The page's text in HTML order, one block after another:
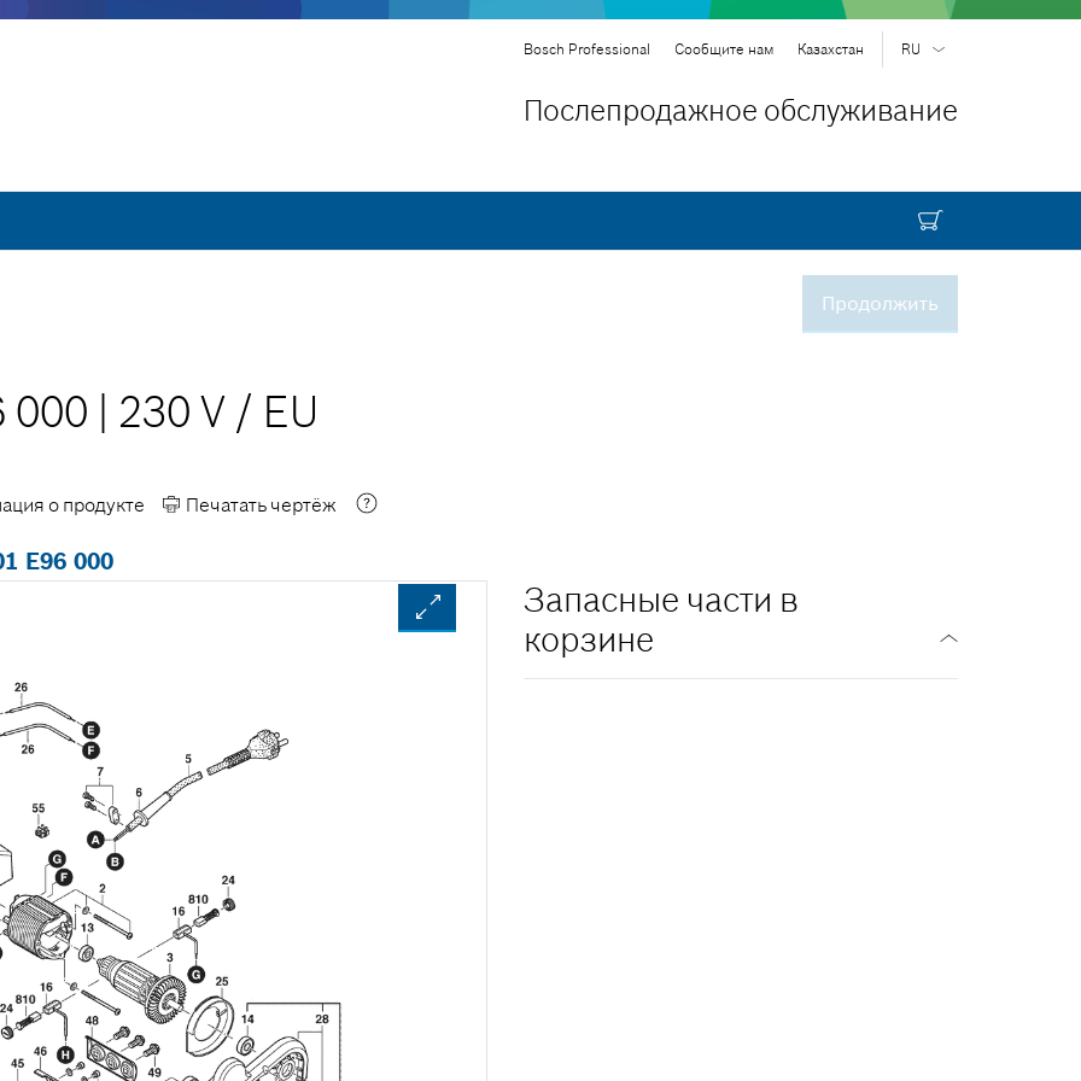
Bosch Professional Сообщите нам Казахстан RU
Послепродажное обслуживание
Продолжить
000 | 230 V / EU
о продукте Печатать чертёж
E96 000
Запасные части в
корзине